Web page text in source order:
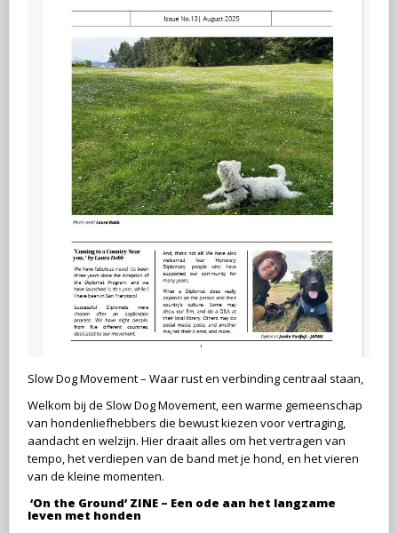
Slow Dog Movement – Waar rust en verbinding centraal staan,
Welkom bij de Slow Dog Movement, een warme gemeenschap
van hondenliefhebbers die bewust kiezen voor vertraging,
aandacht en welzijn. Hier draait alles om het vertragen van
tempo, het verdiepen van de band met je hond, en het vieren
van de kleine momenten.
‘On the Ground’ ZINE – Een ode aan het langzame
leven met honden